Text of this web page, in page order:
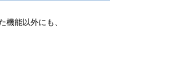
機能以外にも、